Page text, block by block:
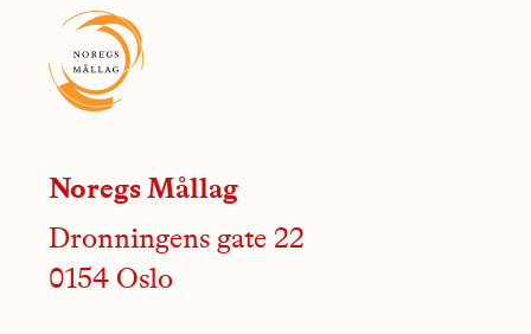
Noregs Mållag
Dronningens gate 22
0154 Oslo